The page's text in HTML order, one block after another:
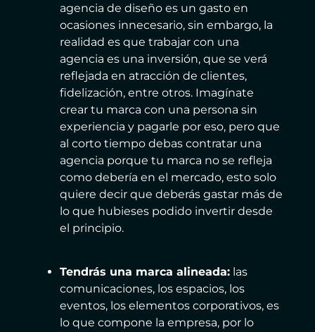
agencia de diseño es un gasto en
ocasiones innecesario, sin embargo, la
realidad es que trabajar con una
agencia es una inversión, que se verá
reflejada en atracción de clientes,
fidelización, entre otros. Imagínate
crear tu marca con una persona sin
experiencia y pagarle por eso, pero que
al corto tiempo debas contratar una
agencia porque tu marca no se refleja
como debería en el mercado, esto solo
quiere decir que deberás gastar más de
lo que hubieses podido invertir desde
el principio.
Tendrás una marca alineada:las
comunicaciones, los espacios, los
eventos, los elementos corporativos, es
lo que compone la empresa, por lo